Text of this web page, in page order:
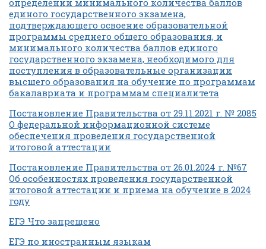
единого государственного экзамена,
подтверждающего освоение образовательной
программы среднего общего образования, и
минимального количества баллов единого
государственного экзамена, необходимого для
поступления в образовательные организации
высшего образования на обучение по программам
бакалавриата и программам специалитета
Постановление Правительства от 29.11.2021 г. № 2085
О федеральной информационной системе
обеспечения проведения государственной
итоговой аттестации
Постановление Правительства от 26.01.2024 г. №67
Об особенностях проведения государственной
итоговой аттестации и приема на обучение в 2024
году
ЕГЭ Что запрещено
ЕГЭ по иностранным языкам